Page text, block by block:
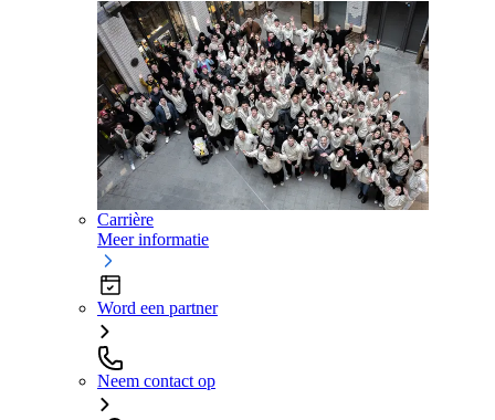
Carrière
Meer informatie
Word een partner
Neem contact op